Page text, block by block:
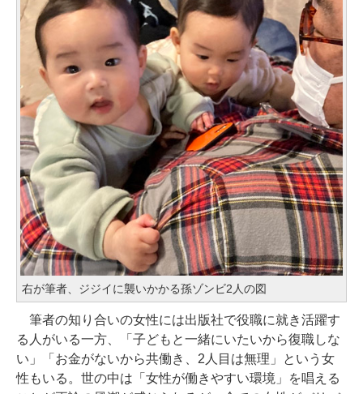
右が筆者、ジジイに襲いかかる孫ゾンビ2人の図
筆者の知り合いの女性には出版社で役職に就き活躍す
る人がいる一方、「子どもと一緒にいたいから復職しな
い」「お金がないから共働き、2人目は無理」という女
性もいる。世の中は「女性が働きやすい環境」を唱える